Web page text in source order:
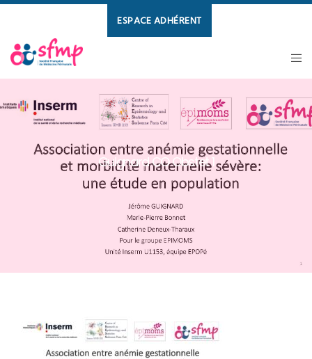
ESPACE ADHÉRENT
Guignard CO Obstet 1